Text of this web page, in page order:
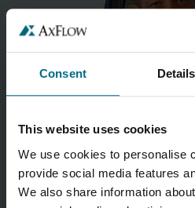
Consent Details
This website uses cookies
We use cookies to personalise
provide social media features
We also share information
Thomas
Telefon:
Mobil: